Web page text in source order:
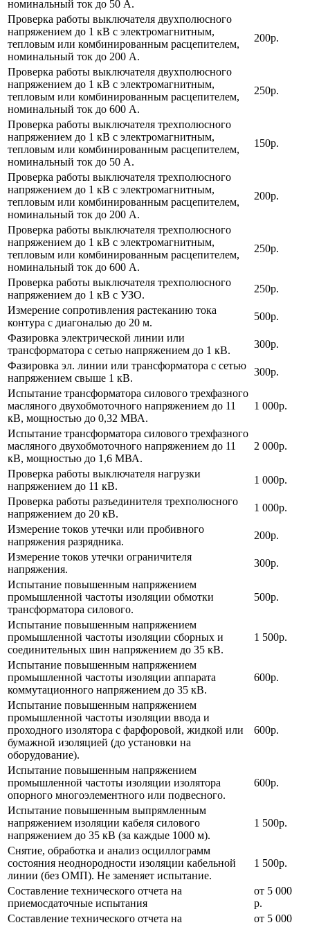
номинальный ток до 50 А.
Проверка работы выключателя двухполюсного
напряжением до 1 кВ с электромагнитным,
тепловым или комбинированным расцепителем,
номинальный ток до 200 А.
200р.
Проверка работы выключателя двухполюсного
напряжением до 1 кВ с электромагнитным,
тепловым или комбинированным расцепителем,
номинальный ток до 600 А.
250р.
Проверка работы выключателя трехполюсного
напряжением до 1 кВ с электромагнитным,
тепловым или комбинированным расцепителем,
номинальный ток до 50 А.
150р.
Проверка работы выключателя трехполюсного
напряжением до 1 кВ с электромагнитным,
тепловым или комбинированным расцепителем,
номинальный ток до 200 А.
200р.
Проверка работы выключателя трехполюсного
напряжением до 1 кВ с электромагнитным,
тепловым или комбинированным расцепителем,
номинальный ток до 600 А.
250р.
Проверка работы выключателя трехполюсного
напряжением до 1 кВ с УЗО.
250р.
Измерение сопротивления растеканию тока
контура с диагональю до 20 м.
500р.
Фазировка электрической линии или
трансформатора с сетью напряжением до 1 кВ.
300р.
Фазировка эл. линии или трансформатора с сетью
напряжением свыше 1 кВ.
300р.
Испытание трансформатора силового трехфазного
масляного двухобмоточного напряжением до 11
кВ, мощностью до 0,32 МВА.
1 000р.
Испытание трансформатора силового трехфазного
масляного двухобмоточного напряжением до 11
кВ, мощностью до 1,6 МВА.
2 000р.
Проверка работы выключателя нагрузки
напряжением до 11 кВ.
1 000р.
Проверка работы разъединителя трехполюсного
напряжением до 20 кВ.
1 000р.
Измерение токов утечки или пробивного
напряжения разрядника.
200р.
Измерение токов утечки ограничителя
напряжения.
300р.
Испытание повышенным напряжением
промышленной частоты изоляции обмотки
трансформатора силового.
500р.
Испытание повышенным напряжением
промышленной частоты изоляции сборных и
соединительных шин напряжением до 35 кВ.
1 500р.
Испытание повышенным напряжением
промышленной частоты изоляции аппарата
коммутационного напряжением до 35 кВ.
600р.
Испытание повышенным напряжением
промышленной частоты изоляции ввода и
проходного изолятора с фарфоровой, жидкой или
бумажной изоляцией (до установки на
оборудование).
600р.
Испытание повышенным напряжением
промышленной частоты изоляции изолятора
опорного многоэлементного или подвесного.
600р.
Испытание повышенным выпрямленным
напряжением изоляции кабеля силового
напряжением до 35 кВ (за каждые 1000 м).
1 500р.
Снятие, обработка и анализ осциллограмм
состояния неоднородности изоляции кабельной
линии (без ОМП). Не заменяет испытание.
1 500р.
Составление технического отчета на
приемосдаточные испытания
от 5 000
р.
Составление технического отчета на
от 5 000